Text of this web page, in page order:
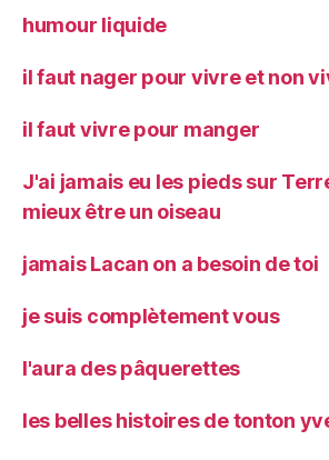
humour liquide
il faut nager pour vivre et non
il faut vivre pour manger
J'ai jamais eu les pieds sur
mieux être un oiseau
jamais Lacan on a besoin de toi
je suis complètement vous
l'aura des pâquerettes
les belles histoires de tonton